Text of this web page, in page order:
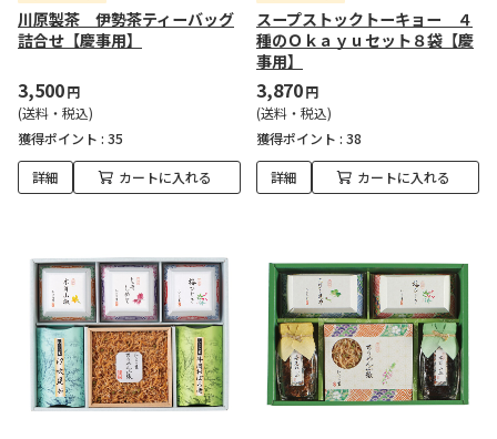
川原製茶 伊勢茶ティーバッグ
詰合せ【慶事用】
3,500円
(送料・税込)
獲得ポイント : 35
詳細 カートに入れる
スープストックトーキョー ４
種のＯｋａｙｕセット８袋【慶
事用】
3,870円
(送料・税込)
獲得ポイント : 38
詳細 カートに入れる